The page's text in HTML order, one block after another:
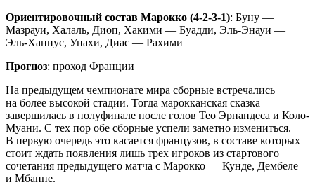
Ориентировочный состав Марокко (4-2-3-1): Буну —
Мазрауи, Халаль, Диоп, Хакими — Буадди, Эль-Энауи —
Эль-Ханнус, Унахи, Диас — Рахими
Прогноз: проход Франции
На предыдущем чемпионате мира сборные встречались
на более высокой стадии. Тогда марокканская сказка
завершилась в полуфинале после голов Тео Эрнандеса и Коло-
Муани. С тех пор обе сборные успели заметно измениться.
В первую очередь это касается французов, в составе которых
стоит ждать появления лишь трех игроков из стартового
сочетания предыдущего матча с Марокко — Кунде, Дембеле
и Мбаппе.